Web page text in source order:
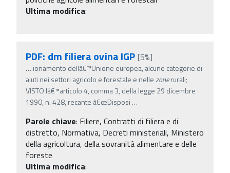
Ultima modifica:
PDF: dm filiera ovina IGP [5%]
… ionamento dellâ€™Unione europea, alcune categorie di
aiuti nei settori agricolo e forestale e nellezonerurali;
VISTO lâ€™articolo 4, comma 3, della legge 29 dicembre
1990, n. 428, recante â€œDisposi …
Parole chiave: Filiere, Contratti di filiera e di
distretto, Normativa, Decreti ministeriali, Ministero
della agricoltura, della sovranità alimentare e delle
foreste
Ultima modifica: